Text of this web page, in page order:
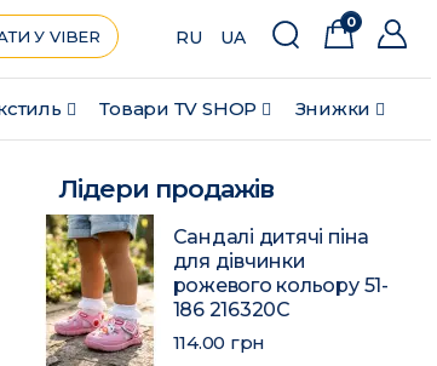
Товари ТV SHOP Знижки
У VIBER RU UA
0
Лідери продажів
Сандалі дитячі піна
для дівчинки
рожевого кольору 51-
186 216320C
114.00 грн